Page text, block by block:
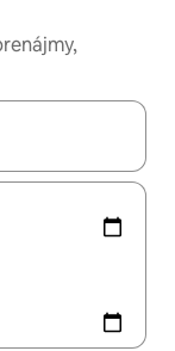
ich prechádzať